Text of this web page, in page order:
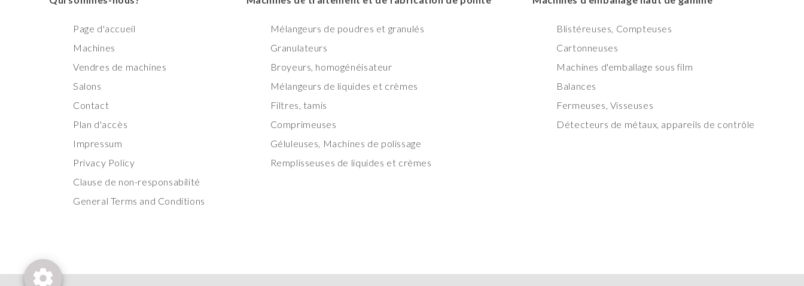
Page d'accueil
Machines
Vendres de machines
Salons
Contact
Plan d'accès
Impressum
Privacy Policy
Clause de non-responsabilité
General Terms and Conditions
Mélangeurs de poudres et granulés
Granulateurs
Broyeurs, homogénéisateur
Mélangeurs de liquides et crèmes
Filtres, tamis
Comprimeuses
Géluleuses, Machines de polissage
Remplisseuses de liquides et crèmes
Blistéreuses, Compteuses
Cartonneuses
Machines d'emballage sous film
Balances
Fermeuses, Visseuses
Détecteurs de métaux, appareils de contrôle